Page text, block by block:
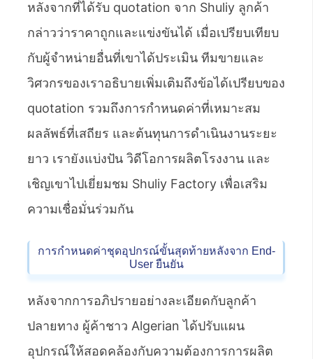
หลังจากที่ได้รับ quotation จาก Shuliy ลูกค้า
กล่าวว่าราคาถูกและแข่งขันได้ เมื่อเปรียบเทียบ
กับผู้จำหน่ายอื่นที่เขาได้ประเมิน ทีมขายและ
วิศวกรของเราอธิบายเพิ่มเติมถึงข้อได้เปรียบของ
quotation รวมถึงการกำหนดค่าที่เหมาะสม
ผลลัพธ์ที่เสถียร และต้นทุนการดำเนินงานระยะ
ยาว เรายังแบ่งปัน วิดีโอการผลิตโรงงาน และ
เชิญเขาไปเยี่ยมชม Shuliy Factory เพื่อเสริม
ความเชื่อมั่นร่วมกัน
การกำหนดค่าชุดอุปกรณ์ขั้นสุดท้ายหลังจาก End-
User ยืนยัน
หลังจากการอภิปรายอย่างละเอียดกับลูกค้า
ปลายทาง ผู้ค้าชาว Algerian ได้ปรับแผน
อุปกรณ์ให้สอดคล้องกับความต้องการการผลิต